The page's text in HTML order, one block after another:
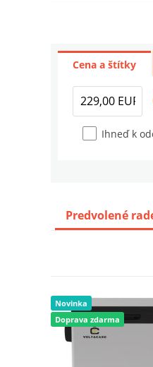
Cena a štítky
Ihneď k
Predvolené
Novinka
Doprava zdarma